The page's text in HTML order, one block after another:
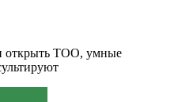
открыть ТОО, умные